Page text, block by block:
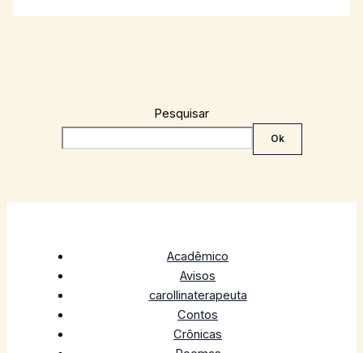
Pesquisar
Ok
Acadêmico
Avisos
carollinaterapeuta
Contos
Crônicas